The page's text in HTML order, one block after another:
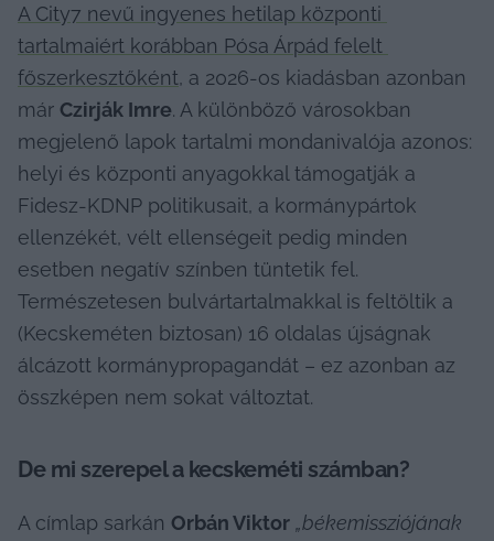
A City7 nevű ingyenes hetilap központi
tartalmaiért korábban Pósa Árpád felelt
főszerkesztőként, a 2026-os kiadásban azonban
már Czirják Imre. A különböző városokban
megjelenő lapok tartalmi mondanivalója azonos:
helyi és központi anyagokkal támogatják a
Fidesz-KDNP politikusait, a kormánypártok
ellenzékét, vélt ellenségeit pedig minden
esetben negatív színben tüntetik fel.
Természetesen bulvártartalmakkal is feltöltik a
(Kecskeméten biztosan) 16 oldalas újságnak
álcázott kormánypropagandát – ez azonban az
összképen nem sokat változtat.
De mi szerepel a kecskeméti számban?
A címlap sarkán Orbán Viktor „békemissziójának